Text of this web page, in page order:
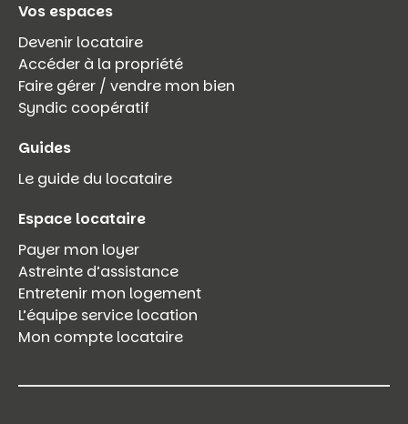
Vos espaces
Devenir locataire
Accéder à la propriété
Faire gérer / vendre mon bien
Syndic coopératif
Guides
Le guide du locataire
Espace locataire
Payer mon loyer
Astreinte d’assistance
Entretenir mon logement
L’équipe service location
Mon compte locataire